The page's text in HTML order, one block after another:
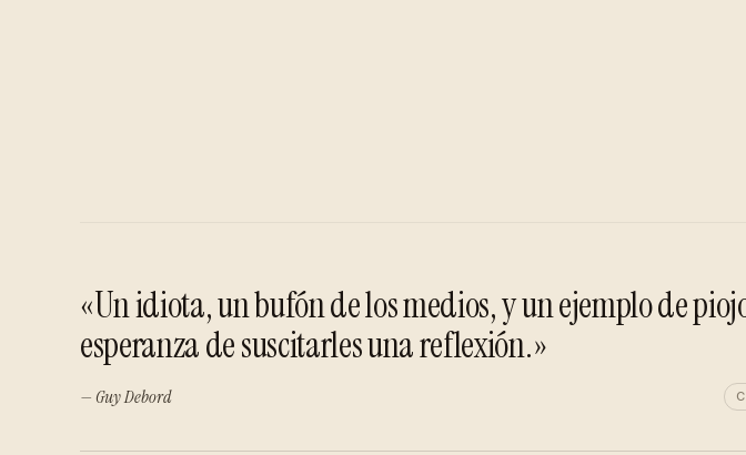
«Un idiota, un bufón de los medios, y un ejemplo de
esperanza de suscitarles una reflexión.»
— Guy Debord